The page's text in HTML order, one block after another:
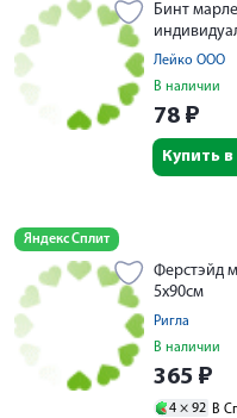
Бинт
Лейко ООО
В наличии
78 ₽
Купить в
Яндекс Сплит
Ферстэйд
5х90см
Ригла
В наличии
365 ₽
4 × 92 В